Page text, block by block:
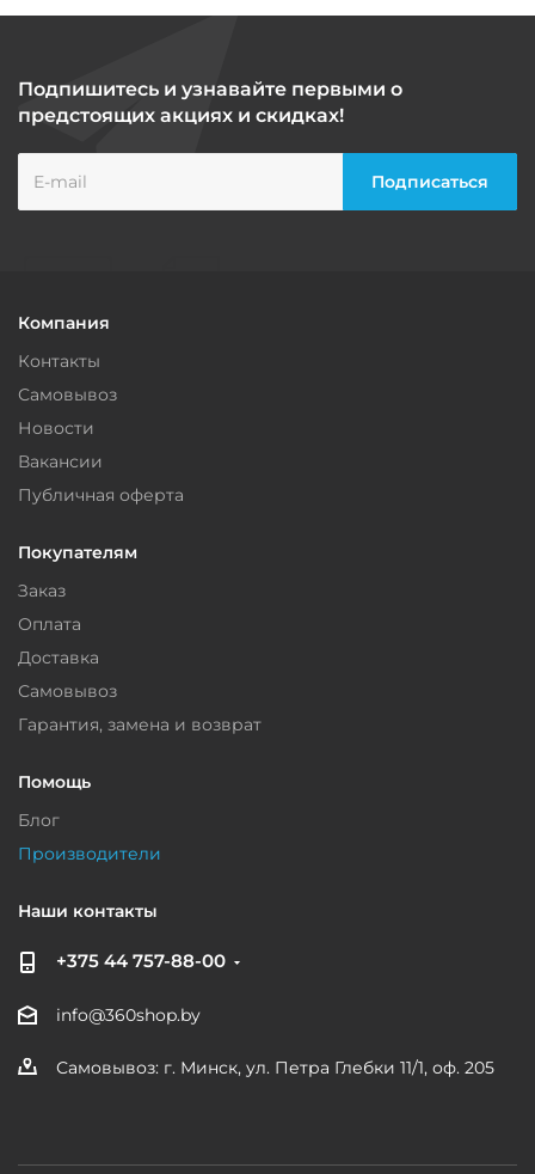
Подпишитесь и узнавайте первыми о
предстоящих акциях и скидках!
Компания
Контакты
Самовывоз
Новости
Вакансии
Публичная оферта
Покупателям
Заказ
Оплата
Доставка
Самовывоз
Гарантия, замена и возврат
Помощь
Блог
Производители
Наши контакты
+375 44 757-88-00
info@360shop.by
Самовывоз: г. Минск, ул. Петра Глебки 11/1, оф. 205